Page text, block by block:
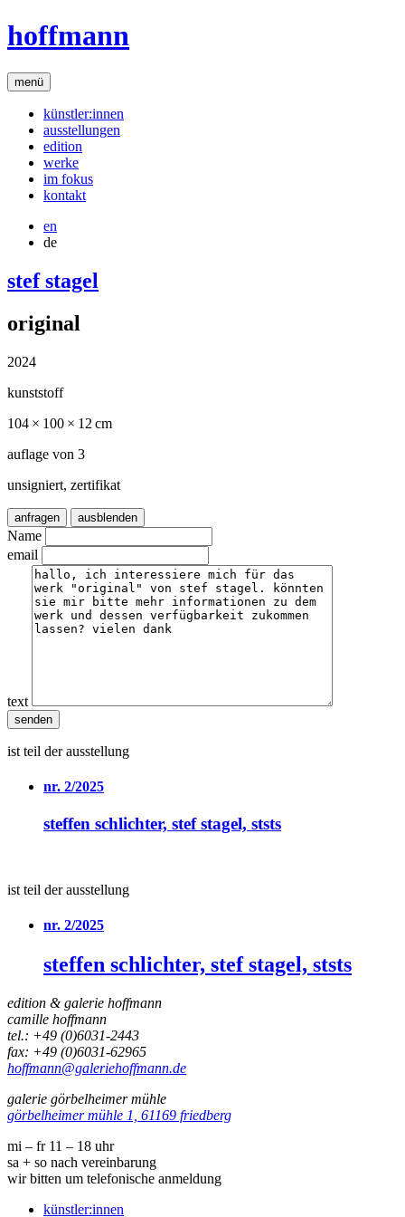
hoffmann
menü
künstler:innen
ausstellungen
edition
werke
im fokus
kontakt
en
de
stef stagel
original
2024
kunststoff
104 × 100 × 12 cm
auflage von 3
unsigniert, zertifikat
anfragen ausblenden
Name
email
text
ist teil der ausstellung
nr. 2/2025
steffen schlichter, stef stagel, ststs
ist teil der ausstellung
nr. 2/2025
steffen schlichter, stef stagel, ststs
edition & galerie hoffmann
camille hoffmann
tel.: +49 (0)6031-2443
fax: +49 (0)6031-62965
hoffmann@galeriehoffmann.de
galerie görbelheimer mühle
görbelheimer mühle 1, 61169 friedberg
mi – fr 11 – 18 uhr
sa + so nach vereinbarung
wir bitten um telefonische anmeldung
künstler:innen